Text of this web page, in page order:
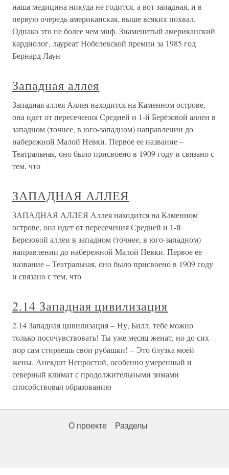
наша медицина никуда не годится, а вот западная, и в
первую очередь американская, выше всяких похвал.
Однако это не более чем миф. Знаменитый американский
кардиолог, лауреат Нобелевской премии за 1985 год
Бернард Лаун
Западная аллея
Западная аллея Аллея находится на Каменном острове,
она идет от пересечения Средней и 1-й Берёзовой аллеи в
западном (точнее, в юго-западном) направлении до
набережной Малой Невки. Первое ее название –
Театральная, оно было присвоено в 1909 году и связано с
тем, что
ЗАПАДНАЯ АЛЛЕЯ
ЗАПАДНАЯ АЛЛЕЯ Аллея находится на Каменном
острове, она идет от пересечения Средней и 1-й
Березовой аллеи в западном (точнее, в юго-западном)
направлении до набережной Малой Невки. Первое ее
название – Театральная, оно было присвоено в 1909 году
и связано с тем, что
2.14 Западная цивилизация
2.14 Западная цивилизация – Ну, Билл, тебе можно
только посочувствовать! Ты уже месяц женат, но до сих
пор сам стираешь свои рубашки! – Это блузка моей
жены. Анекдот Непростой, особенно умеренный и
северный климат с продолжительными зимами
способствовал образованию
О проекте Разделы